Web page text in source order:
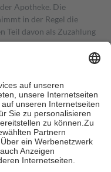
Apotheke. Die
in der Regel die
Teil davon als Zuzahlung
in Höhe von zehn
mehr als die tatsächlichen
für Online-Apotheken.
beträgt die
zehn Euro je
ihre eigene Gesundheit zu
zu unterstützen,